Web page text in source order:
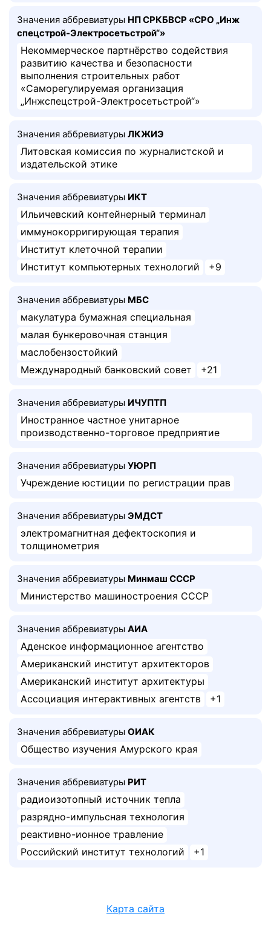
Значения аббревиатуры НП ​СРК​БВ​СР «​СРО „​Ин​ж​
спец​строй​-Элек​тро​сеть​строй​“»
Некоммерческое партнёрство содействия
развитию качества и безопасности
выполнения строительных работ
«Саморегулируемая организация
„Инжспецстрой-Электросетьстрой“»
Значения аббревиатуры ЛКЖИЭ
Литовская комиссия по журналистской и
издательской этике
Значения аббревиатуры ИКТ
Ильичевский контейнерный терминал
иммунокорригирующая терапия
Институт клеточной терапии
Институт компьютерных технологий
+9
Значения аббревиатуры МБС
макулатура бумажная специальная
малая бункеровочная станция
маслобензостойкий
Международный банковский совет
+21
Значения аббревиатуры ИЧУПТП
Иностранное частное унитарное
производственно-торговое предприятие
Значения аббревиатуры УЮРП
Учреждение юстиции по регистрации прав
Значения аббревиатуры ЭМДСТ
электромагнитная дефектоскопия и
толщинометрия
Значения аббревиатуры Минмаш СССР
Министерство машиностроения СССР
Значения аббревиатуры АИА
Аденское информационное агентство
Американский институт архитекторов
Американский институт архитектуры
Ассоциация интерактивных агентств
+1
Значения аббревиатуры ОИАК
Общество изучения Амурского края
Значения аббревиатуры РИТ
радиоизотопный источник тепла
разрядно-импульсная технология
реактивно-ионное травление
Российский институт технологий
+1
Карта сайта